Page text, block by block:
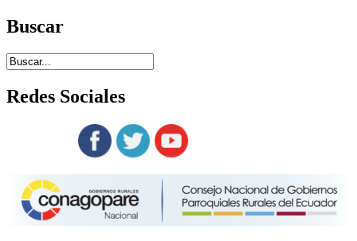
Buscar
Redes Sociales